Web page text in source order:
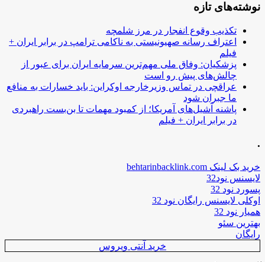
نوشته‌های تازه
تکذیب وقوع انفجار در مرز شلمچه
اعتراف رسانه صهیونیستی به ناکامی ترامپ در برابر ایران +
فیلم
پزشکیان: وفاق ملی مهم‌ترین سرمایه ایران برای عبور از
چالش‌های پیش رو است
عراقچی در تماس وزیرخارجه اوکراین: باید خسارات به منافع
ما جبران شود
پاشنه آشیل‌های آمریکا؛ از کمبود مهمات تا بن‌بست راهبردی
در برابر ایران + فیلم
.
خرید بک لینک behtarinbacklink.com
لایسنس نود32
پسورد نود 32
اوکلی لایسنس رایگان نود 32
همیار نود 32
بهترین سئو
رایگان
خرید آنتی ویروس